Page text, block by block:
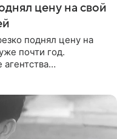
цену на свой
поднял цену на
почти год.
агентства